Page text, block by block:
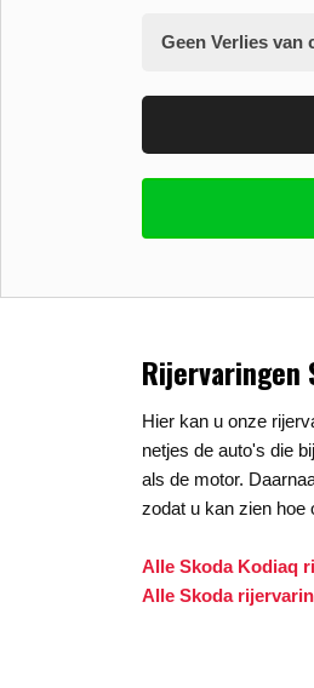
Geen Verlies van
E-mail*
Rijervaringen
Hier kan u onze
netjes de auto's die
als de motor.
zodat u kan zien hoe
Alle Skoda Kodiaq
Alle Skoda